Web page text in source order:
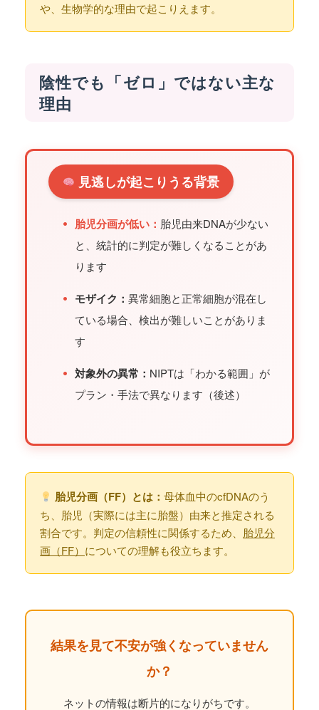
や、生物学的な理由で起こりえます。
陰性でも「ゼロ」ではない主な
理由
見逃しが起こりうる背景
• 胎児分画が低い： 胎児由来DNAが少ない
と、統計的に判定が難しくなることがあ
ります
• モザイク： 異常細胞と正常細胞が混在し
ている場合、検出が難しいことがありま
す
• 対象外の異常： NIPTは「わかる範囲」が
プラン・手法で異なります（後述）
胎児分画（FF）とは：母体血中のcfDNAのう
ち、胎児（実際には主に胎盤）由来と推定される
割合です。判定の信頼性に関係するため、 胎児分
画（FF） についての理解も役立ちます。
結果を見て不安が強くなっていません
か？
ネットの情報は断片的になりがちです。